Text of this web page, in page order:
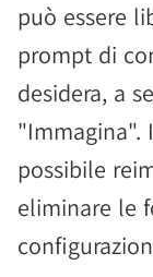
può essere
prompt di
desidera, a
"Immagina".
possibile
eliminare le